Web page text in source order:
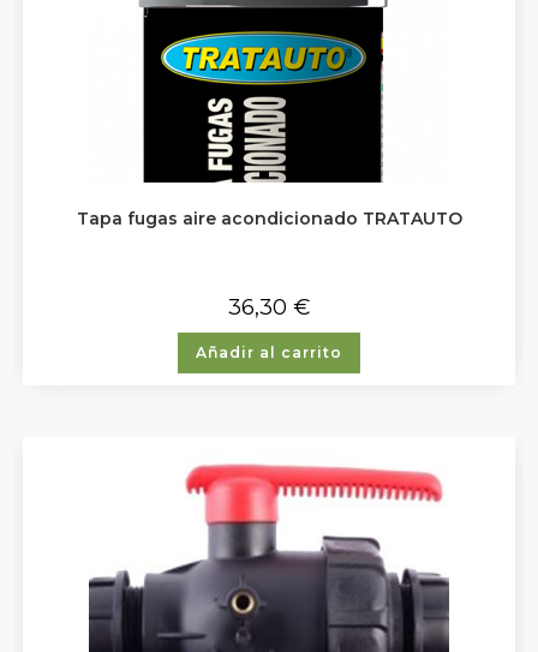
Tapa fugas aire acondicionado TRATAUTO
36,30 €
Añadir al carrito